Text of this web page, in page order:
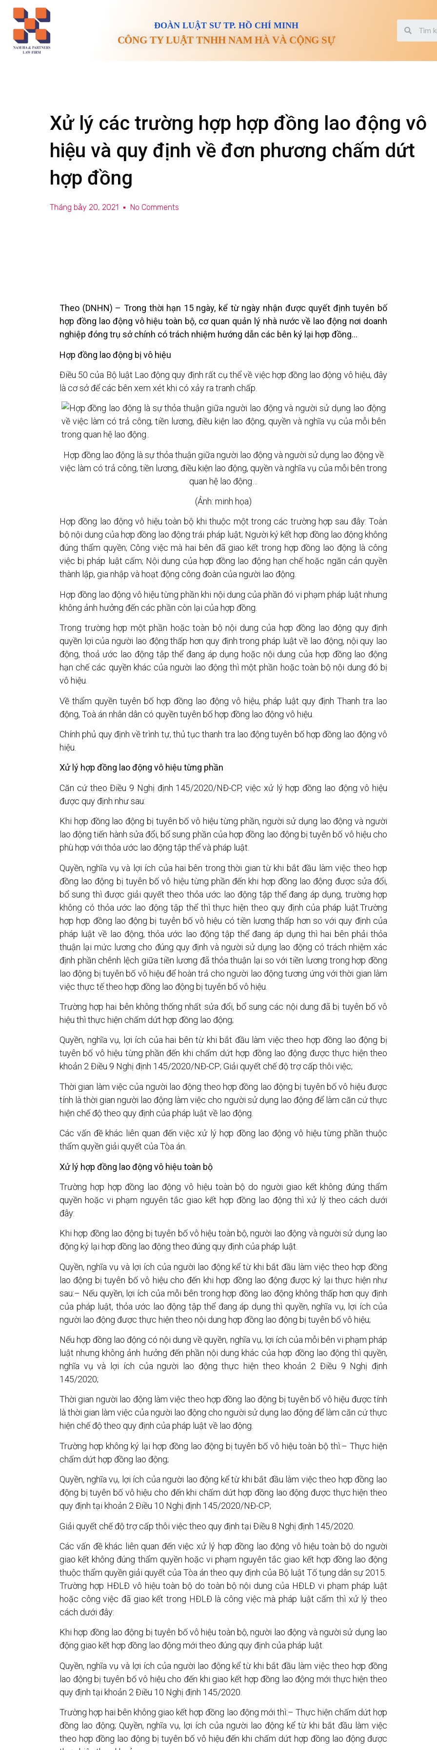
ĐOÀN LUẬT SƯ TP. HỒ CHÍ MINH
CÔNG TY LUẬT TNHH NAM HÀ VÀ CỘNG SỰ
Xử lý các trường hợp hợp đồng lao động vô
hiệu và quy định về đơn phương chấm dứt
hợp đồng
Tháng bảy 20, 2021 No Comments
Theo (DNHN) – Trong thời hạn 15 ngày, kể từ ngày nhận được quyết định tuyên bố
hợp đồng lao động vô hiệu toàn bộ, cơ quan quản lý nhà nước về lao động nơi doanh
nghiệp đóng trụ sở chính có trách nhiệm hướng dẫn các bên ký lại hợp đồng…
Hợp đồng lao động bị vô hiệu
Điều 50 của Bộ luật Lao động quy định rất cụ thể về việc hợp đồng lao động vô hiệu, đây
là cơ sở để các bên xem xét khi có xảy ra tranh chấp.
Hợp đồng lao động là sự thỏa thuận giữa người lao động và người sử dụng lao động về
việc làm có trả công, tiền lương, điều kiện lao động, quyền và nghĩa vụ của mỗi bên trong
quan hệ lao động…
(Ảnh: minh họa)
Hợp đồng lao động vô hiệu toàn bộ khi thuộc một trong các trường hợp sau đây: Toàn
bộ nội dung của hợp đồng lao động trái pháp luật; Người ký kết hợp đồng lao động không
đúng thẩm quyền; Công việc mà hai bên đã giao kết trong hợp đồng lao động là công
việc bị pháp luật cấm; Nội dung của hợp đồng lao động hạn chế hoặc ngăn cản quyền
thành lập, gia nhập và hoạt động công đoàn của người lao động.
Hợp đồng lao động vô hiệu từng phần khi nội dung của phần đó vi phạm pháp luật nhưng
không ảnh hưởng đến các phần còn lại của hợp đồng.
Trong trường hợp một phần hoặc toàn bộ nội dung của hợp đồng lao động quy định
quyền lợi của người lao động thấp hơn quy định trong pháp luật về lao động, nội quy lao
động, thoả ước lao động tập thể đang áp dụng hoặc nội dung của hợp đồng lao động
hạn chế các quyền khác của người lao động thì một phần hoặc toàn bộ nội dung đó bị
vô hiệu.
Về thẩm quyền tuyên bố hợp đồng lao động vô hiệu, pháp luật quy định Thanh tra lao
động, Toà án nhân dân có quyền tuyên bố hợp đồng lao động vô hiệu.
Chính phủ quy định về trình tự, thủ tục thanh tra lao động tuyên bố hợp đồng lao động vô
hiệu.
Xử lý hợp đồng lao động vô hiệu từng phần
Căn cứ theo Điều 9 Nghị định 145/2020/NĐ-CP, việc xử lý hợp đồng lao động vô hiệu
được quy định như sau:
Khi hợp đồng lao động bị tuyên bố vô hiệu từng phần, người sử dụng lao động và người
lao động tiến hành sửa đổi, bổ sung phần của hợp đồng lao động bị tuyên bố vô hiệu cho
phù hợp với thỏa ước lao động tập thể và pháp luật.
Quyền, nghĩa vụ và lợi ích của hai bên trong thời gian từ khi bắt đầu làm việc theo hợp
đồng lao động bị tuyên bố vô hiệu từng phần đến khi hợp đồng lao động được sửa đổi,
bổ sung thì được giải quyết theo thỏa ước lao động tập thể đang áp dụng, trường hợp
không có thỏa ước lao động tập thể thì thực hiện theo quy định của pháp luật.Trường
hợp hợp đồng lao động bị tuyên bố vô hiệu có tiền lương thấp hơn so với quy định của
pháp luật về lao động, thỏa ước lao động tập thể đang áp dụng thì hai bên phải thỏa
thuận lại mức lương cho đúng quy định và người sử dụng lao động có trách nhiệm xác
định phần chênh lệch giữa tiền lương đã thỏa thuận lại so với tiền lương trong hợp đồng
lao động bị tuyên bố vô hiệu để hoàn trả cho người lao động tương ứng với thời gian làm
việc thực tế theo hợp đồng lao động bị tuyên bố vô hiệu.
Trường hợp hai bên không thống nhất sửa đổi, bổ sung các nội dung đã bị tuyên bố vô
hiệu thì thực hiện chấm dứt hợp đồng lao động;
Quyền, nghĩa vụ, lợi ích của hai bên từ khi bắt đầu làm việc theo hợp đồng lao động bị
tuyên bố vô hiệu từng phần đến khi chấm dứt hợp đồng lao động được thực hiện theo
khoản 2 Điều 9 Nghị định 145/2020/NĐ-CP; Giải quyết chế độ trợ cấp thôi việc;
Thời gian làm việc của người lao động theo hợp đồng lao động bị tuyên bố vô hiệu được
tính là thời gian người lao động làm việc cho người sử dụng lao động để làm căn cứ thực
hiện chế độ theo quy định của pháp luật về lao động.
Các vấn đề khác liên quan đến việc xử lý hợp đồng lao động vô hiệu từng phần thuộc
thẩm quyền giải quyết của Tòa án.
Xử lý hợp đồng lao động vô hiệu toàn bộ
Trường hợp hợp đồng lao động vô hiệu toàn bộ do người giao kết không đúng thẩm
quyền hoặc vi phạm nguyên tắc giao kết hợp đồng lao động thì xử lý theo cách dưới
đây:
Khi hợp đồng lao động bị tuyên bố vô hiệu toàn bộ, người lao động và người sử dụng lao
động ký lại hợp đồng lao động theo đúng quy định của pháp luật.
Quyền, nghĩa vụ và lợi ích của người lao động kể từ khi bắt đầu làm việc theo hợp đồng
lao động bị tuyên bố vô hiệu cho đến khi hợp đồng lao động được ký lại thực hiện như
sau:– Nếu quyền, lợi ích của mỗi bên trong hợp đồng lao động không thấp hơn quy định
của pháp luật, thỏa ước lao động tập thể đang áp dụng thì quyền, nghĩa vụ, lợi ích của
người lao động được thực hiện theo nội dung hợp đồng lao động bị tuyên bố vô hiệu;
Nếu hợp đồng lao động có nội dung về quyền, nghĩa vụ, lợi ích của mỗi bên vi phạm pháp
luật nhưng không ảnh hưởng đến phần nội dung khác của hợp đồng lao động thì quyền,
nghĩa vụ và lợi ích của người lao động thực hiện theo khoản 2 Điều 9 Nghị định
145/2020;
Thời gian người lao động làm việc theo hợp đồng lao động bị tuyên bố vô hiệu được tính
là thời gian làm việc của người lao động cho người sử dụng lao động để làm căn cứ thực
hiện chế độ theo quy định của pháp luật về lao động.
Trường hợp không ký lại hợp đồng lao động bị tuyên bố vô hiệu toàn bộ thì:– Thực hiện
chấm dứt hợp đồng lao động;
Quyền, nghĩa vụ, lợi ích của người lao động kể từ khi bắt đầu làm việc theo hợp đồng lao
động bị tuyên bố vô hiệu cho đến khi chấm dứt hợp đồng lao động được thực hiện theo
quy định tại khoản 2 Điều 10 Nghị định 145/2020/NĐ-CP;
Giải quyết chế độ trợ cấp thôi việc theo quy định tại Điều 8 Nghị định 145/2020.
Các vấn đề khác liên quan đến việc xử lý hợp đồng lao động vô hiệu toàn bộ do người
giao kết không đúng thẩm quyền hoặc vi phạm nguyên tắc giao kết hợp đồng lao động
thuộc thẩm quyền giải quyết của Tòa án theo quy định của Bộ luật Tố tụng dân sự 2015.
Trường hợp HĐLĐ vô hiệu toàn bộ do toàn bộ nội dung của HĐLĐ vi phạm pháp luật
hoặc công việc đã giao kết trong HĐLĐ là công việc mà pháp luật cấm thì xử lý theo
cách dưới đây:
Khi hợp đồng lao động bị tuyên bố vô hiệu toàn bộ, người lao động và người sử dụng lao
động giao kết hợp đồng lao động mới theo đúng quy định của pháp luật.
Quyền, nghĩa vụ và lợi ích của người lao động kể từ khi bắt đầu làm việc theo hợp đồng
lao động bị tuyên bố vô hiệu cho đến khi giao kết hợp đồng lao động mới thực hiện theo
quy định tại khoản 2 Điều 10 Nghị định 145/2020.
Trường hợp hai bên không giao kết hợp đồng lao động mới thì:– Thực hiện chấm dứt hợp
đồng lao động; Quyền, nghĩa vụ, lợi ích của người lao động kể từ khi bắt đầu làm việc
theo hợp đồng lao động bị tuyên bố vô hiệu đến khi chấm dứt hợp đồng lao động được